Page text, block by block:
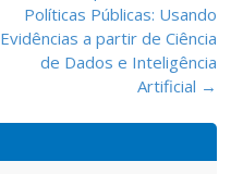
Políticas Públicas: Usando
Evidências a partir de Ciência
de Dados e Inteligência
Artificial →